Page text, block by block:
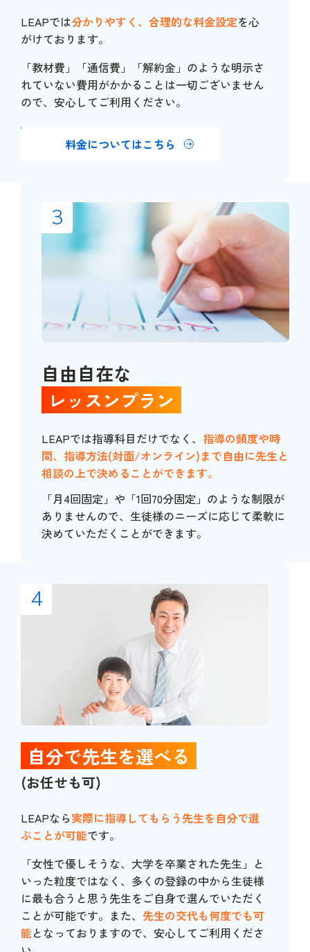
LEAPでは分かりやすく、合理的な料金設定を心
がけております。
「教材費」「通信費」「解約金」のような明示さ
れていない費用がかかることは一切ございません
ので、安心してご利用ください。
料金についてはこちら
3
自由自在な
レッスンプラン
LEAPでは指導科目だけでなく、 指導の頻度や時
間、指導方法(対面/オンライン)まで自由に先生と
相談の上で決めることができます。
「月4回固定」や「1回70分固定」のような制限が
ありませんので、生徒様のニーズに応じて柔軟に
決めていただくことができます。
4
自分で先生を選べる
(お任せも可)
LEAPなら実際に指導してもらう先生を自分で選
ぶことが可能です。
「女性で優しそうな、大学を卒業された先生」と
いった粒度ではなく、多くの登録の中から生徒様
に最も合うと思う先生をご自身で選んでいただく
ことが可能です。また、 先生の交代も何度でも可
能となっておりますので、安心してご利用くださ